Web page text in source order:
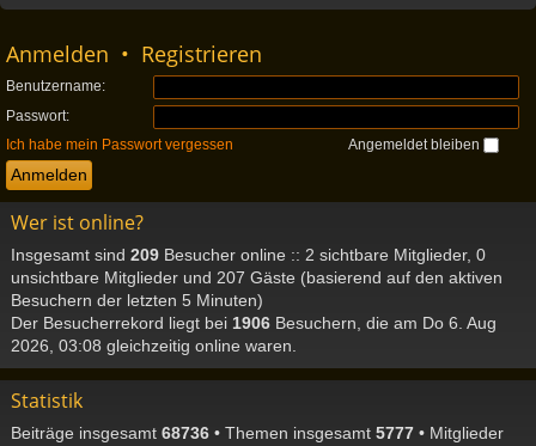
Anmelden • Registrieren
Benutzername:
Passwort:
Ich habe mein Passwort vergessen
Angemeldet bleiben
Wer ist online?
Insgesamt sind 209 Besucher online :: 2 sichtbare Mitglieder, 0
unsichtbare Mitglieder und 207 Gäste (basierend auf den aktiven
Besuchern der letzten 5 Minuten)
Der Besucherrekord liegt bei 1906 Besuchern, die am Do 6. Aug
2026, 03:08 gleichzeitig online waren.
Statistik
Beiträge insgesamt 68736 • Themen insgesamt 5777 • Mitglieder